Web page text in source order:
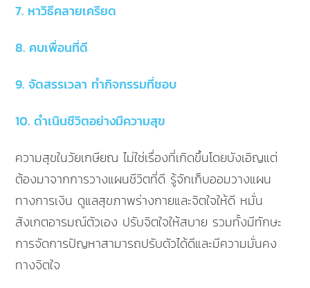
7. หาวิธีคลายเครียด
8. คบเพื่อนที่ดี
9. จัดสรรเวลา ทำกิจกรรมที่ชอบ
10. ดำเนินชีวิตอย่างมีความสุข
ความสุขในวัยเกษียณ ไม่ใช่เรื่องที่เกิดขึ้นโดยบังเอิญแต่
ต้องมาจากการวางแผนชีวิตที่ดี รู้จักเก็บออมวางแผน
ทางการเงิน ดูแลสุขภาพร่างกายและจิตใจให้ดี หมั่น
สังเกตอารมณ์ตัวเอง ปรับจิตใจให้สบาย รวมทั้งมีทักษะ
การจัดการปัญหาสามารถปรับตัวได้ดีและมีความมั่นคง
ทางจิตใจ